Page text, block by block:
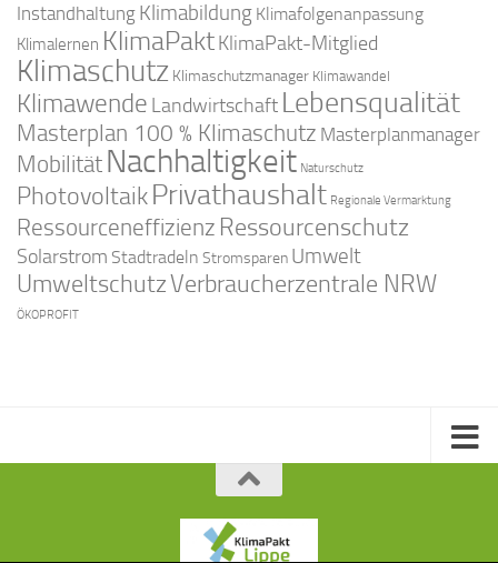
Instandhaltung Klimabildung Klimafolgenanpassung
Klimalernen KlimaPaktKlimaPakt-Mitglied
Klimaschutz Klimaschutzmanager Klimawandel
Klimawende Landwirtschaft Lebensqualität
Masterplan 100 % Klimaschutz Masterplanmanager
Mobilität Nachhaltigkeit Naturschutz
PhotovoltaikPrivathaushalt Regionale Vermarktung
Ressourceneffizienz Ressourcenschutz
Solarstrom Stadtradeln Stromsparen Umwelt
UmweltschutzVerbraucherzentrale NRW
ÖKOPROFIT